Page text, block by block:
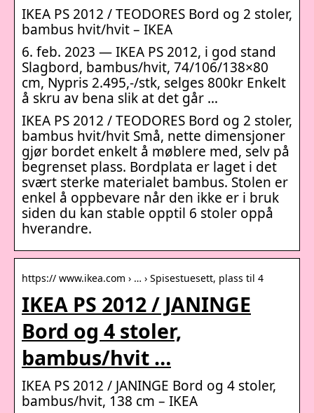
IKEA PS 2012 / TEODORES Bord og 2 stoler,
bambus hvit/hvit – IKEA
6. feb. 2023 — IKEA PS 2012, i god stand
Slagbord, bambus/hvit, 74/106/138×80
cm, Nypris 2.495,-/stk, selges 800kr Enkelt
å skru av bena slik at det går …
IKEA PS 2012 / TEODORES Bord og 2 stoler,
bambus hvit/hvit Små, nette dimensjoner
gjør bordet enkelt å møblere med, selv på
begrenset plass. Bordplata er laget i det
svært sterke materialet bambus. Stolen er
enkel å oppbevare når den ikke er i bruk
siden du kan stable opptil 6 stoler oppå
hverandre.
https:// www.ikea.com › … › Spisestuesett, plass til 4
IKEA PS 2012 / JANINGE
Bord og 4 stoler,
bambus/hvit …
IKEA PS 2012 / JANINGE Bord og 4 stoler,
bambus/hvit, 138 cm – IKEA